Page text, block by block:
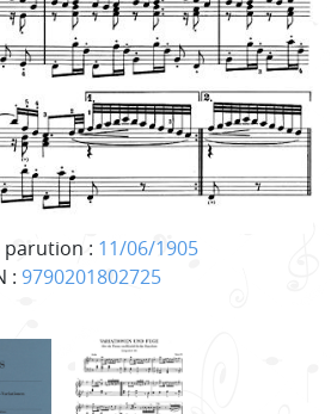
parution : 11/06/1905
: 9790201802725